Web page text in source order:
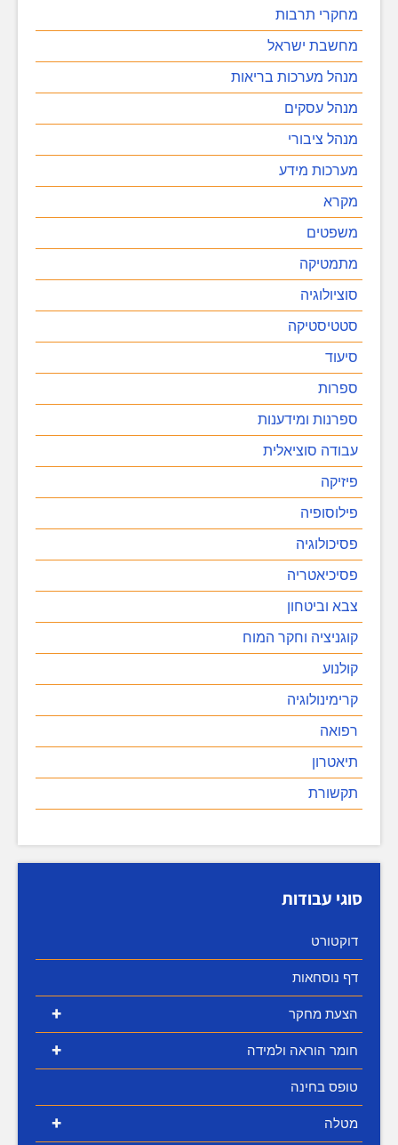
מחקרי תרבות
מחשבת ישראל
מנהל מערכות בריאות
מנהל עסקים
מנהל ציבורי
מערכות מידע
מקרא
משפטים
מתמטיקה
סוציולוגיה
סטטיסטיקה
סיעוד
ספרות
ספרנות ומידענות
עבודה סוציאלית
פיזיקה
פילוסופיה
פסיכולוגיה
פסיכיאטריה
צבא וביטחון
קוגניציה וחקר המוח
קולנוע
קרימינולוגיה
רפואה
תיאטרון
תקשורת
סוגי עבודות
דוקטורט
דף נוסחאות
+ הצעת מחקר
+
חומר הוראה ולמידה
טופס בחינה
+ מטלה